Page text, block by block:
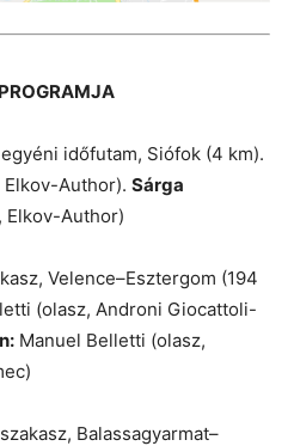
időfutam, Siófok (4 km).
Author). Sárga
Elkov-Author)
Velence–Esztergom (194
(olasz, Androni Giocattoli-
Manuel Belletti (olasz,
Balassagyarmat–